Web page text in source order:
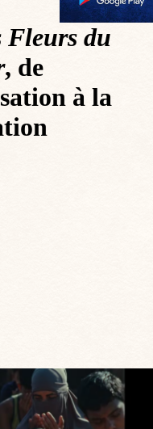
Fleurs du
, de
à la